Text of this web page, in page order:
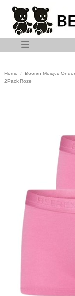
Op
Home Beeren Meisjes
2Pack Roze